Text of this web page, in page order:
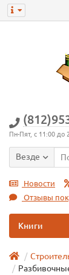
Пн-Пят, с 11:00 до
Везде
Новости
Отзывы
Книги